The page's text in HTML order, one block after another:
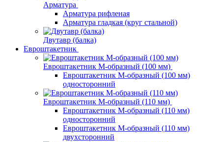
Арматура
Арматура рифленая
Арматура гладкая (круг стальной)
Двутавр (балка)
Евроштакетник
Евроштакетник М-образный (100 мм)
Евроштакетник М-образный (100 мм)
односторонний
Евроштакетник М-образный (110 мм)
Евроштакетник М-образный (110 мм)
односторонний
Евроштакетник М-образный (110 мм)
двухсторонний